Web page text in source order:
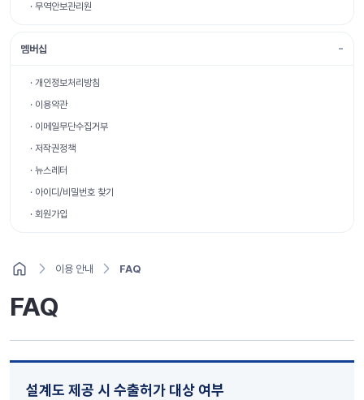
· 무역안보관리원
멤버십
· 개인정보처리방침
· 이용약관
· 이메일무단수집거부
· 저작권정책
· 뉴스레터
· 아이디/비밀번호 찾기
· 회원가입
이용 안내 FAQ
FAQ
설계도 제공 시 수출허가 대상 여부